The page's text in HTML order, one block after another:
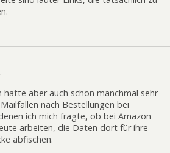
hatte aber auch schon manchmal sehr
nach Bestellungen bei
ich mich fragte, ob bei Amazon
arbeiten, die Daten dort für ihre
abfischen.